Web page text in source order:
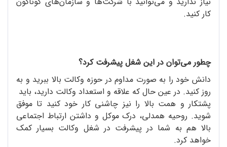
کار کنید.
چطور می‌توان در این شغل پیشرفت کرد؟
دانش خود را به صورت مداوم در حوزه وکالت بالا ببرید و به
روز کنید. در عین حال که علاقه و استعداد وکالت دارید، باید
پشتکار و همت بالا را نیز چاشنی کار خود کنید تا موفق
شوید. روحیه همدلی، درک موکل و داشتن ارتباط اجتماعی
بالا هم به شما در پیشرفت در شغل وکالت بسیار کمک
خواهد کرد.